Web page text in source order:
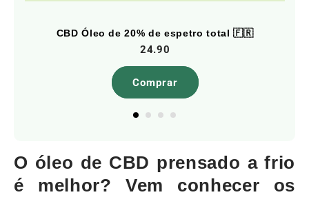
CBD Óleo de 20% de espetro total 🇫🇷
24.90
Comprar
O óleo de CBD prensado a frio
é melhor? Vem conhecer os